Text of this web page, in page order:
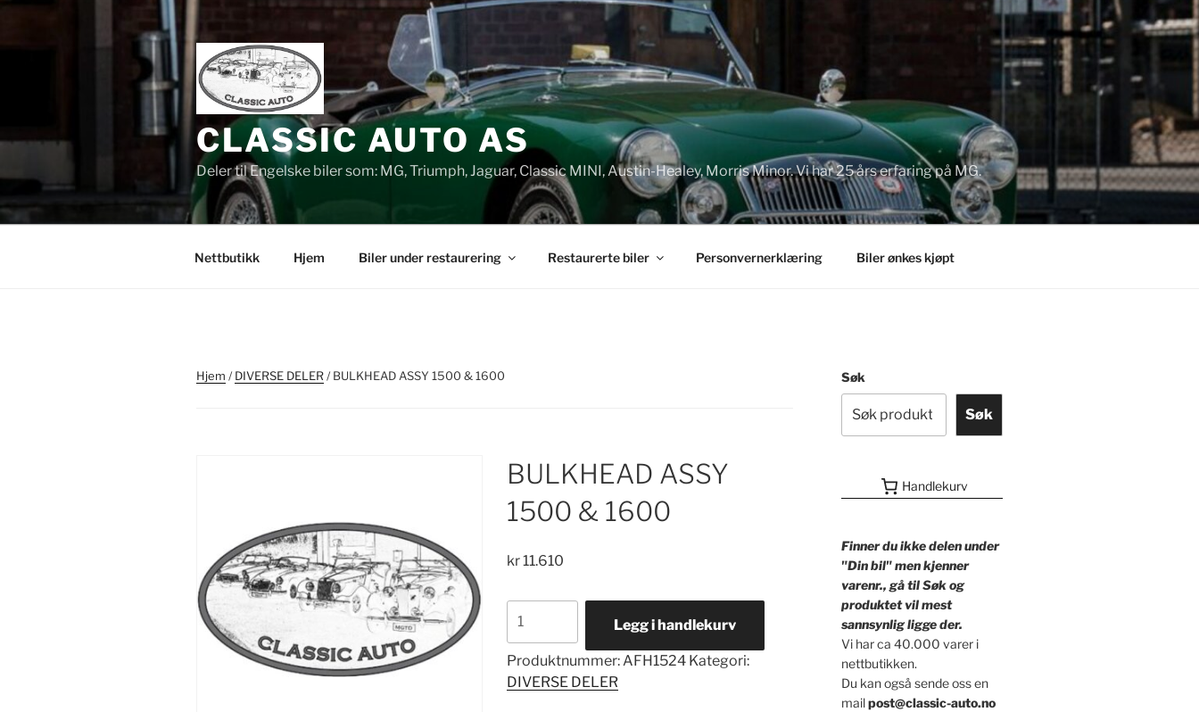
Gå
CLASSIC AUTO AS
Deler til Engelske biler som: MG, Triumph, Jaguar, Classic MINI, Austin-Healey, Morris Minor. Vi har 25 års erfaring på MG.
Nettbutikk Hjem Biler under restaurering Restaurerte biler Personvernerklæring Biler ønkes kjøpt
Hjem /DIVERSE DELER/ BULKHEAD ASSY 1500 & 1600
BULKHEAD ASSY
1500 & 1600
kr11.610
ASSY
1500
&
1600
Legg i handlekurv
Produktnummer: AFH1524 Kategori:
DIVERSE DELER
Søk
Søk
Handlekurv
Finner du ikke delen under
"Din bil" men kjenner
varenr., gå til Søk og
produktet vil mest
sannsynlig ligge der.
Vi har ca 40.000 varer i
nettbutikken.
Du kan også sende oss en
mailpost@classic-auto.no